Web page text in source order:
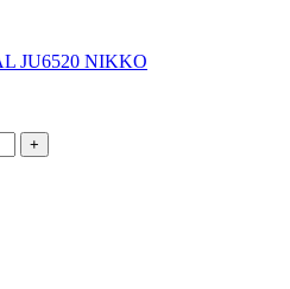
JU6520 NIKKO
+